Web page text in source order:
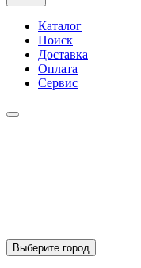
Каталог
Поиск
Доставка
Оплата
Сервис
Выберите город